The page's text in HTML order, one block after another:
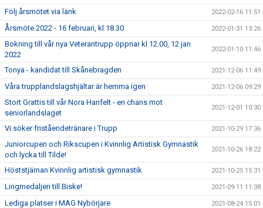
Följ årsmötet via länk 2022-02-16 11:51
Årsmöte 2022 - 16 februari, kl 18.30 2022-01-31 13:26
Bokning till vår nya Veterantrupp öppnar kl 12.00, 12 jan
2022
2022-01-10 11:46
Tonya - kandidat till Skånebragden 2021-12-06 11:49
Våra trupplandslagshjältar är hemma igen 2021-12-06 09:29
Stort Grattis till vår Nora Hanfelt - en chans mot
seniorlandslaget
2021-12-01 10:30
Vi söker friståendetränare i Trupp 2021-10-29 17:36
Juniorcupen och Rikscupen i Kvinnlig Artistisk Gymnastik
och lycka till Tilde!
2021-10-26 18:22
Höststjärnan Kvinnlig artistisk gymnastik 2021-10-25 15:31
Lingmedaljen till Biske! 2021-09-11 11:38
Lediga platser i MAG Nybörjare 2021-08-24 15:01